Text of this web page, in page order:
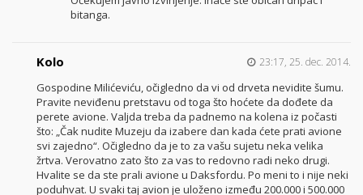
bitanga.
Kolo 23:17, 25. dec. 2014.
Gospodine Milićeviću, očigledno da vi od drveta nevidite šumu.
Pravite neviđenu pretstavu od toga što hoćete da dođete da
perete avione. Valjda treba da padnemo na kolena iz počasti
što: „Čak nudite Muzeju da izabere dan kada ćete prati avione
svi zajedno“. Očigledno da je to za vašu sujetu neka velika
žrtva. Verovatno zato što za vas to redovno radi neko drugi.
Hvalite se da ste prali avione u Daksfordu. Po meni to i nije neki
poduhvat. U svaki taj avion je uloženo između 200.000 i 500.000